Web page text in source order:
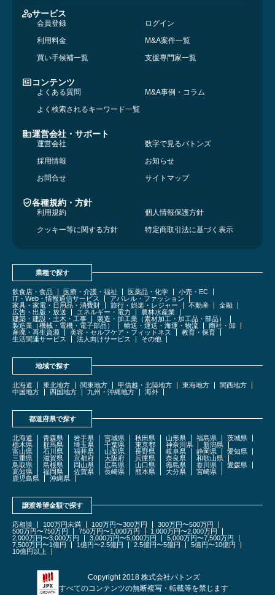
サービス
会員登録
ログイン
利用料金
M&A案件一覧
買い手候補一覧
支援専門家一覧
コンテンツ
よくある質問
M&A事例・コラム
よく検索されるキーワード一覧
運営会社・サポート
運営会社
数字で見るバトンズ
採用情報
お知らせ
お問合せ
サイトマップ
各種規約・方針
利用規約
個人情報保護方針
クッキー等に関する方針
特定商取引法に基づく表示
業種で探す
飲食店・食品 医療・介護・福祉 医薬品・化学
小売・EC
IT・Web・情報通信サービス
アパレル・ファッション
家具・家電・日用品・消費財
旅行・娯楽・レジャー 不動産
金融
広告・出版・放送
エネルギー・電力
農林水産業
建築・建設・土木・工事
製造・加工業（素材加工・加工品・部品）
製造業（機械・電機・電子部品）
輸送・運送・海運・物流
商社・卸
産廃・再生資源
美容・セルフケア・フィットネス
教育・保育
生活関連サービス
法人向けサービス その他
地域で探す
北海道 東北地方 関東地方 甲信越・北陸地方 東海地方
関西地方
中国地方
四国地方 九州・沖縄地方 海外
都道府県で探す
北海道 青森県 岩手県 宮城県 秋田県 山形県 福島県
茨城県
栃木県
群馬県 埼玉県 千葉県 東京都 神奈川県
新潟県
富山県
石川県 福井県 山梨県 長野県 岐阜県 静岡県
愛知県
三重県
滋賀県 京都府 大阪府 兵庫県 奈良県
和歌山県
鳥取県
島根県 岡山県 広島県 山口県 徳島県 香川県
愛媛県
高知県
福岡県 佐賀県 長崎県 熊本県 大分県
宮崎県
鹿児島県
沖縄県
譲渡希望金額で探す
応相談 100万円未満 100万円〜300万円
300万円〜500万円
500万円〜750万円
750万円〜1,000万円
1,000万円〜2,000万円
2,000万円〜3,000万円
3,000万円〜5,000万円
5,000万円〜7,500万円
7,500万円〜1億円
1億円〜2.5億円 2.5億円〜5億円
5億円〜10億円
10億円以上
Copyright 2018 株式会社バトンズ
すべてのコンテンツの無断複写・転載等を禁じます